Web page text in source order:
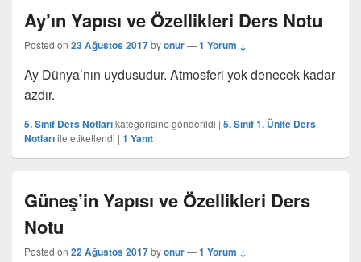
Ay’ın Yapısı ve Özellikleri Ders Notu
Posted on 23 Ağustos 2017byonur—1 Yorum ↓
Ay Dünya’nın uydusudur. Atmosferi yok denecek kadar
azdır.
5. Sınıf Ders Notlarıkategorisine gönderildi | 5. Sınıf 1. Ünite Ders
Notlarıile etiketlendi | 1 Yanıt
Güneş’in Yapısı ve Özellikleri Ders
Notu
Posted on 22 Ağustos 2017byonur—1 Yorum ↓